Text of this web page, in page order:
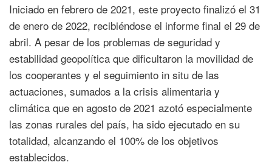
Iniciado en febrero de 2021, este proyecto finalizó el 31
de enero de 2022, recibiéndose el informe final el 29 de
abril. A pesar de los problemas de seguridad y
estabilidad geopolítica que dificultaron la movilidad de
los cooperantes y el seguimiento in situ de las
actuaciones, sumados a la crisis alimentaria y
climática que en agosto de 2021 azotó especialmente
las zonas rurales del país, ha sido ejecutado en su
totalidad, alcanzando el 100% de los objetivos
establecidos.